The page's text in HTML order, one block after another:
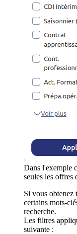
Dans l'exemple
seules les offres
Si vous obtenez
certains mots-
recherche.
Les filtres
suivante :